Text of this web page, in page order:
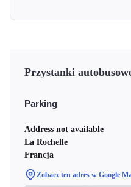
Przystanki
Parking
Address not available
La Rochelle
Francja
Zobacz ten adres w Google